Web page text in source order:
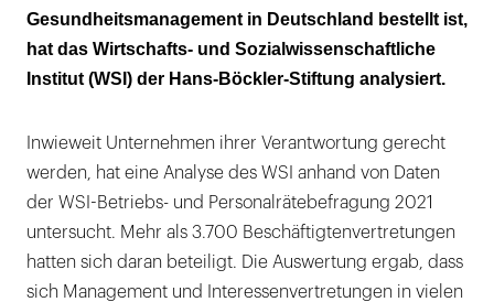
zu wünschen übrig
Gesundheitsmanagement in Deutschland bestellt ist,
hat das Wirtschafts- und Sozialwissenschaftliche
Institut (WSI) der Hans-Böckler-Stiftung analysiert.
Inwieweit Unternehmen ihrer Verantwortung gerecht
werden, hat eine Analyse des WSI anhand von Daten
der WSI-Betriebs- und Personalrätebefragung 2021
untersucht. Mehr als 3.700 Beschäftigtenvertretungen
hatten sich daran beteiligt. Die Auswertung ergab, dass
sich Management und Interessenvertretungen in vielen